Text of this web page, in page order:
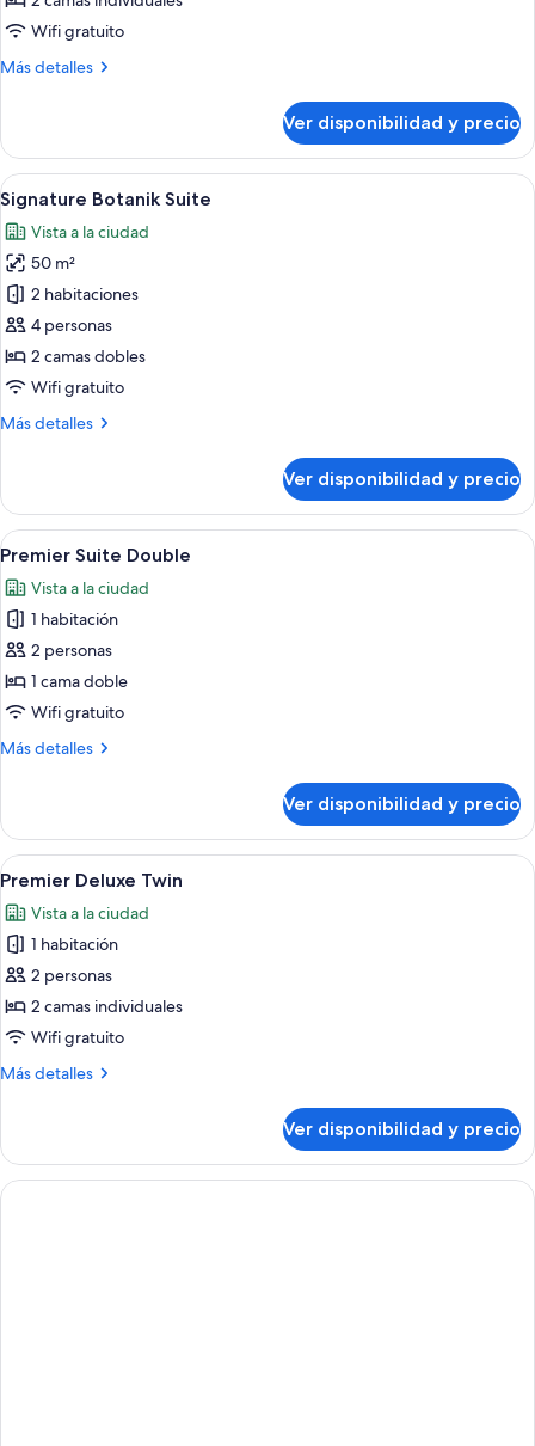
TwinWifi gratuito
Más detalles
Más
Suite
Twin
Ver disponibilidad y precio
Ver
todas
las
fotos
de
Signature
Botanik
Suite
Una habitación de hotel moderna
12
Signature Botanik Suite
Vista a la ciudad
50 m²
2 habitaciones
4 personas
2 camas dobles
Wifi gratuito
Más detalles
Más
Botanik
Suite
Ver disponibilidad y precio
Ver
todas
las
fotos
de
Premier
Suite
Una habitación de hotel moderna
6
Premier Suite Double
Vista a la ciudad
1 habitación
2 personas
1 cama doble
Wifi gratuito
Más detalles
Más
Suite
Double
Ver disponibilidad y precio
Ver
todas
las
fotos
de
Premier
Deluxe
Una habitación de hotel moderna
4
Premier Deluxe Twin
Vista a la ciudad
1 habitación
2 personas
2 camas individuales
Wifi gratuito
Más detalles
Más
Deluxe
Twin
Ver disponibilidad y precio